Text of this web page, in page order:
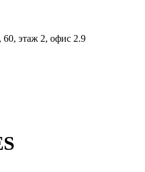
60, этаж 2, офис 2.9